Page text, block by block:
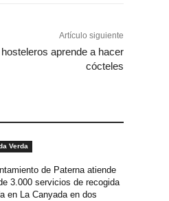
Artículo siguiente
aprende a hacer
cócteles
Verda
de Paterna atiende
3.000 servicios de recogida
en La Canyada en dos